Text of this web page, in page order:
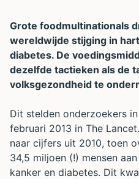
Grote foodmultinationals
wereldwijde stijging in
diabetes. De
dezelfde tactieken als de
volksgezondheid te
Dit stelden onderzoekers
februari 2013 in The
naar cijfers uit 2010, toen
34,5 miljoen (!) mensen
kanker en diabetes. Dit